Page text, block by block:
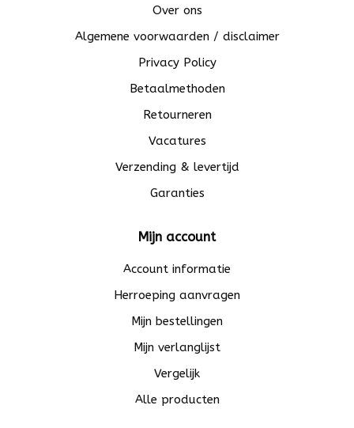
Over ons
Algemene voorwaarden / disclaimer
Privacy Policy
Betaalmethoden
Retourneren
Vacatures
Verzending & levertijd
Garanties
Mijn account
Account informatie
Herroeping aanvragen
Mijn bestellingen
Mijn verlanglijst
Vergelijk
Alle producten